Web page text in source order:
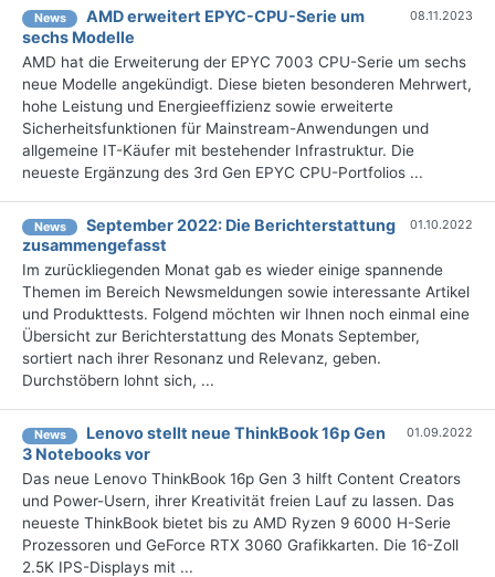
News
AMD erweitert EPYC-CPU-Serie um
sechs Modelle
08.11.2023
AMD hat die Erweiterung der EPYC 7003 CPU-Serie um sechs
neue Modelle angekündigt. Diese bieten besonderen Mehrwert,
hohe Leistung und Energieeffizienz sowie erweiterte
Sicherheitsfunktionen für Mainstream-Anwendungen und
allgemeine IT-Käufer mit bestehender Infrastruktur. Die
neueste Ergänzung des 3rd Gen EPYC CPU-Portfolios ...
News
September 2022: Die Bericht­erstattung
zusammengefasst
01.10.2022
Im zurückliegenden Monat gab es wieder einige spannende
Themen im Bereich Newsmeldungen sowie interessante Artikel
und Produkttests. Folgend möchten wir Ihnen noch einmal eine
Übersicht zur Berichterstattung des Monats September,
sortiert nach ihrer Resonanz und Relevanz, geben.
Durchstöbern lohnt sich, ...
News
Lenovo stellt neue ThinkBook 16p Gen
3 Notebooks vor
01.09.2022
Das neue Lenovo ThinkBook 16p Gen 3 hilft Content Creators
und Power-Usern, ihrer Kreativität freien Lauf zu lassen. Das
neueste ThinkBook bietet bis zu AMD Ryzen 9 6000 H-Serie
Prozessoren und GeForce RTX 3060 Grafikkarten. Die 16-Zoll
2.5K IPS-Displays mit ...